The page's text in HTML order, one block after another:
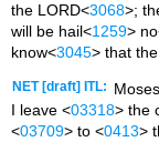
the LORD<3068>;
will be hail<1259>
know<3045> that
NET [draft] ITL:
I leave <03318> the
<03709> to <0413>